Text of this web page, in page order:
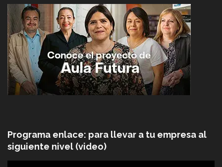
Programa enlace: para llevar a tu empresa al
siguiente nivel (video)